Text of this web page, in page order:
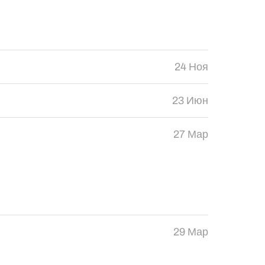
24 Ноя
23 Июн
27 Мар
29 Мар